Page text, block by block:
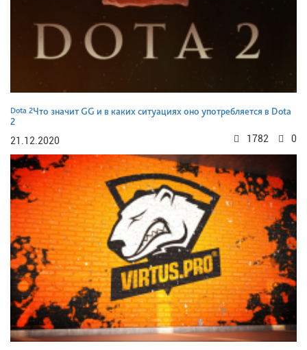
Dota 2Что значит GG и в каких ситуациях оно употребляется в Dota
2
21.12.2020
0
1782